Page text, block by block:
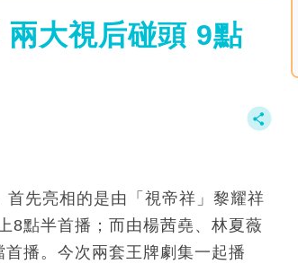
大視后碰頭 9點
先亮相的是由「視帝祥」黎耀祥
8點半首播；而由楊茜堯、林夏薇
播。今次兩套王牌劇集一起播